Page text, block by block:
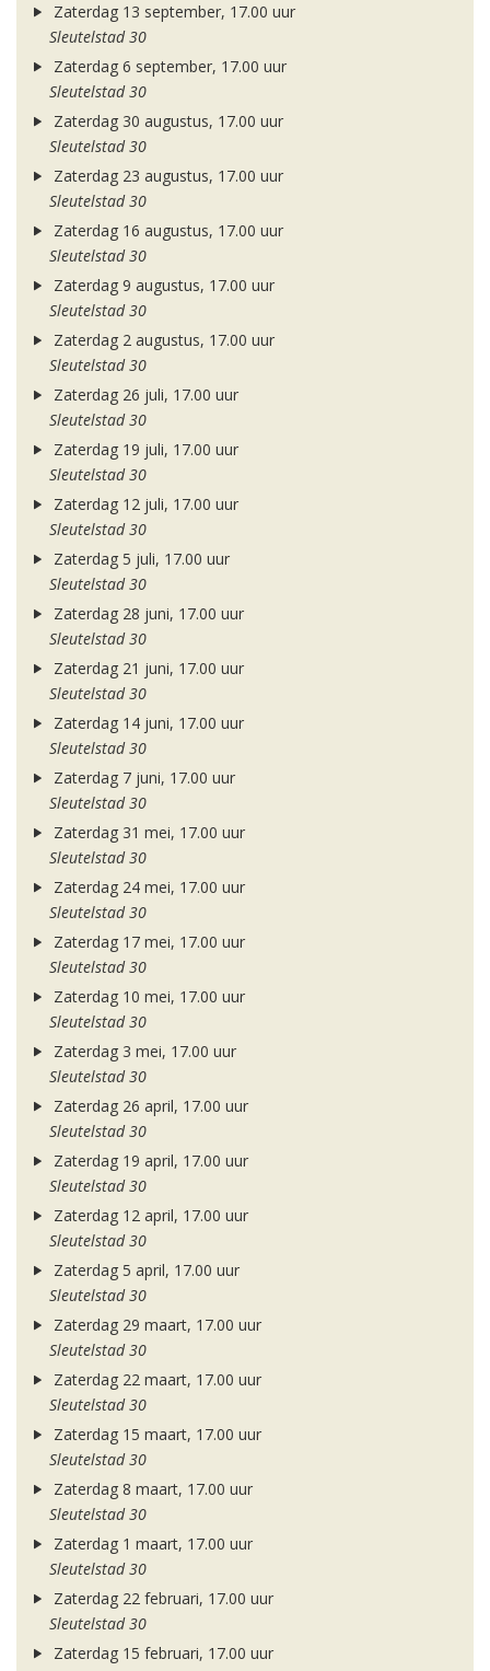
Zaterdag 13 september, 17.00 uur
Sleutelstad 30
Zaterdag 6 september, 17.00 uur
Sleutelstad 30
Zaterdag 30 augustus, 17.00 uur
Sleutelstad 30
Zaterdag 23 augustus, 17.00 uur
Sleutelstad 30
Zaterdag 16 augustus, 17.00 uur
Sleutelstad 30
Zaterdag 9 augustus, 17.00 uur
Sleutelstad 30
Zaterdag 2 augustus, 17.00 uur
Sleutelstad 30
Zaterdag 26 juli, 17.00 uur
Sleutelstad 30
Zaterdag 19 juli, 17.00 uur
Sleutelstad 30
Zaterdag 12 juli, 17.00 uur
Sleutelstad 30
Zaterdag 5 juli, 17.00 uur
Sleutelstad 30
Zaterdag 28 juni, 17.00 uur
Sleutelstad 30
Zaterdag 21 juni, 17.00 uur
Sleutelstad 30
Zaterdag 14 juni, 17.00 uur
Sleutelstad 30
Zaterdag 7 juni, 17.00 uur
Sleutelstad 30
Zaterdag 31 mei, 17.00 uur
Sleutelstad 30
Zaterdag 24 mei, 17.00 uur
Sleutelstad 30
Zaterdag 17 mei, 17.00 uur
Sleutelstad 30
Zaterdag 10 mei, 17.00 uur
Sleutelstad 30
Zaterdag 3 mei, 17.00 uur
Sleutelstad 30
Zaterdag 26 april, 17.00 uur
Sleutelstad 30
Zaterdag 19 april, 17.00 uur
Sleutelstad 30
Zaterdag 12 april, 17.00 uur
Sleutelstad 30
Zaterdag 5 april, 17.00 uur
Sleutelstad 30
Zaterdag 29 maart, 17.00 uur
Sleutelstad 30
Zaterdag 22 maart, 17.00 uur
Sleutelstad 30
Zaterdag 15 maart, 17.00 uur
Sleutelstad 30
Zaterdag 8 maart, 17.00 uur
Sleutelstad 30
Zaterdag 1 maart, 17.00 uur
Sleutelstad 30
Zaterdag 22 februari, 17.00 uur
Sleutelstad 30
Zaterdag 15 februari, 17.00 uur